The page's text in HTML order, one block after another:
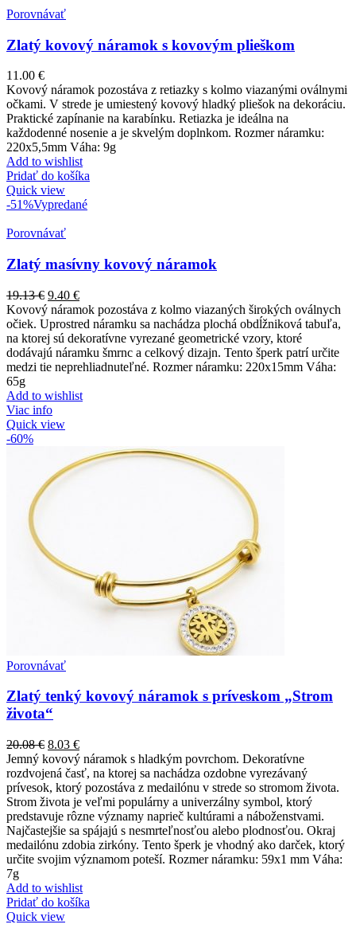
Porovnávať
Zlatý kovový náramok s kovovým plieškom
11.00 €
Kovový náramok pozostáva z retiazky s kolmo viazanými oválnymi
očkami. V strede je umiestený kovový hladký pliešok na dekoráciu.
Praktické zapínanie na karabínku. Retiazka je ideálna na
každodenné nosenie a je skvelým doplnkom. Rozmer náramku:
220x5,5mm Váha: 9g
Add to wishlist
Pridať do košíka
Quick view
-51%Vypredané
Porovnávať
Zlatý masívny kovový náramok
19.13€ 9.40 €
Kovový náramok pozostáva z kolmo viazaných širokých oválnych
očiek. Uprostred náramku sa nachádza plochá obdĺžniková tabuľa,
na ktorej sú dekoratívne vyrezané geometrické vzory, ktoré
dodávajú náramku šmrnc a celkový dizajn. Tento šperk patrí určite
medzi tie neprehliadnuteľné. Rozmer náramku: 220x15mm Váha:
65g
Add to wishlist
Viac info
Quick view
-60%
Porovnávať
Zlatý tenký kovový náramok s príveskom „Strom
života“
20.08€ 8.03 €
Jemný kovový náramok s hladkým povrchom. Dekoratívne
rozdvojená časť, na ktorej sa nachádza ozdobne vyrezávaný
prívesok, ktorý pozostáva z medailónu v strede so stromom života.
Strom života je veľmi populárny a univerzálny symbol, ktorý
predstavuje rôzne významy naprieč kultúrami a náboženstvami.
Najčastejšie sa spájajú s nesmrteľnosťou alebo plodnosťou. Okraj
medailónu zdobia zirkóny. Tento šperk je vhodný ako darček, ktorý
určite svojim významom poteší. Rozmer náramku: 59x1 mm Váha:
7g
Add to wishlist
Pridať do košíka
Quick view